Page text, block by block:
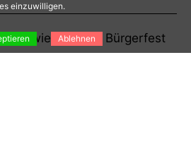
wir wieder beim Bürgerfest
einzuwilligen.
Ablehnen